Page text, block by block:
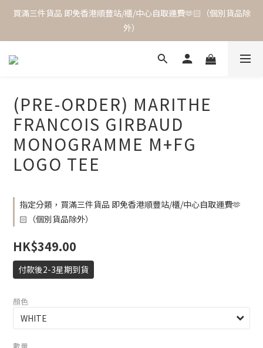
買滿三件貨品 即免香港順豐站/櫃/中心自取運費🫶🏻（個別貨品除
外）
(PRE-ORDER) MARITHE
FRANCOIS GIRBAUD
MONOGRAMME M+FG
LOGO TEE
指定分類，買滿三件貨品 即免香港順豐站/櫃/中心自取運費🫶
🏻（個別貨品除外）
HK$349.00
付款後2-3星期到貨
顏色